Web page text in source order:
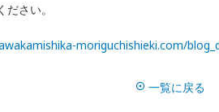
さい。
moriguchishieki.com/
一覧に戻る